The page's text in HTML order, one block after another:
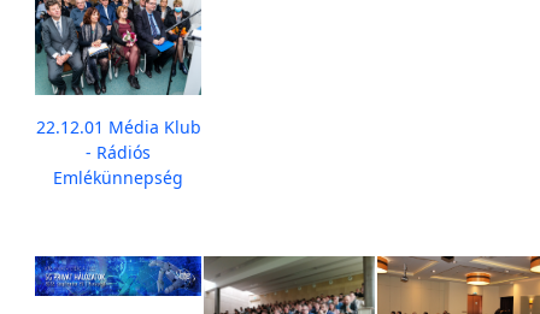
22.12.01 Média Klub
- Rádiós
Emlékünnepség